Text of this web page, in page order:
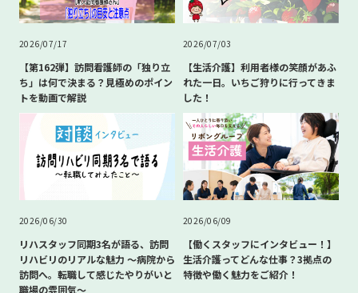
2026/07/17
【第162弾】訪問看護師の「独り立
ち」は何で決まる？見極めのポイン
トを動画で解説
2026/07/03
【生活介護】利用者様の笑顔があふ
れた一日。いちご狩りに行ってきま
した！
2026/06/30
リハスタッフ同期3名が語る、訪問
リハビリのリアルな魅力 〜病院から
訪問へ。転職して感じたやりがいと
職場の雰囲気〜
2026/06/09
【働くスタッフにインタビュー！】
生活介護ってどんな仕事？3拠点の
特徴や働く魅力をご紹介！